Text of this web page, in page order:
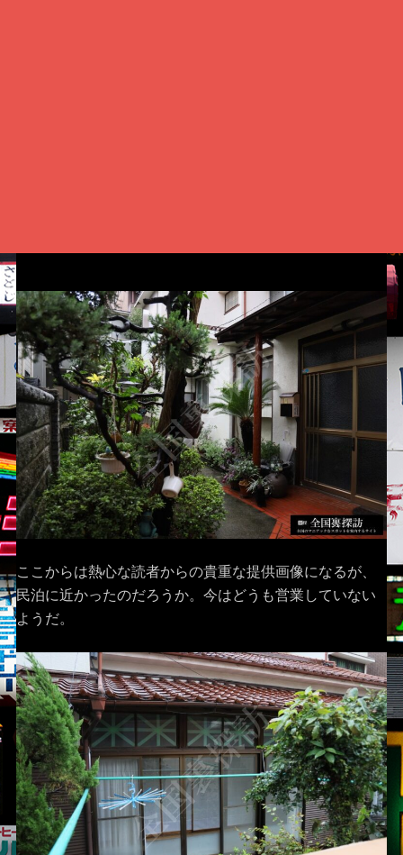
ここからは熱心な読者からの貴重な提供画像になるが、
民泊に近かったのだろうか。今はどうも営業していない
ようだ。